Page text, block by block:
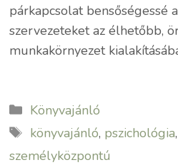
párkapcsolat bensőségessé
szervezeteket az élhetőbb,
munkakörnyezet
Kategória
Könyvajánló
Címkék
könyvajánló, pszichológia
személyközpontú